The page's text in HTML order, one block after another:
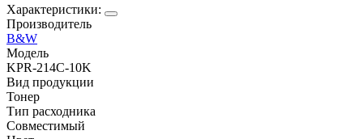
Характеристики:
Производитель
B&W
Модель
KPR-214C-10K
Вид продукции
Тонер
Тип расходника
Совместимый